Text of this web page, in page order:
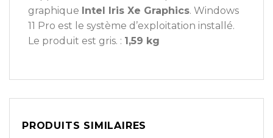
graphique Intel Iris Xe Graphics. Windows
11 Pro est le système d’exploitation installé.
Le produit est gris. : 1,59 kg
PRODUITS SIMILAIRES